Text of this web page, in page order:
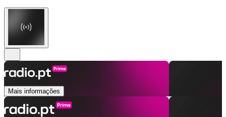
Mais informações